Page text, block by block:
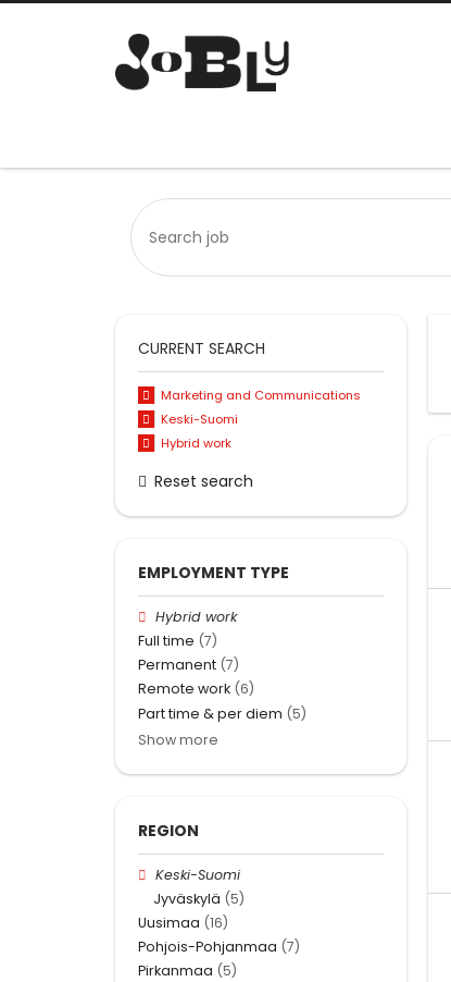
CURRENT SEARCH
Marketing and Communications
Keski-Suomi
Hybrid work
Reset search
EMPLOYMENT TYPE
Hybrid work
Full time (7)
Permanent (7)
Remote work (6)
Part time & per diem (5)
Show more
REGION
Keski-Suomi
Jyväskylä (5)
Uusimaa (16)
Pohjois-Pohjanmaa (7)
Pirkanmaa (5)